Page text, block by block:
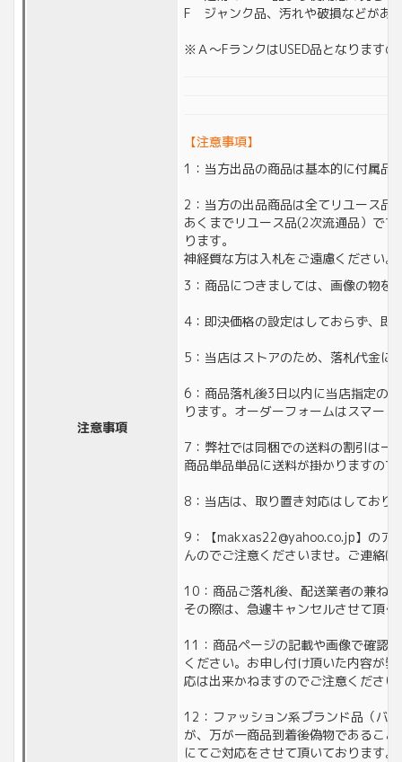
注意事項
F ジャンク品、汚れや破損などがあ
※Ａ～FランクはUSED品となります
【注意事項】
1：当方出品の商品は基本的に付属品
2：当方の出品商品は全てリユース品
あくまでリユース品(2次流通品）で
ります。
神経質な方は入札をご遠慮ください。
3：商品につきましては、画像の物を
4：即決価格の設定はしておらず、即
5：当店はストアのため、落札代金に
6：商品落札後3日以内に当店指定の
ります。オーダーフォームはスマー
7：弊社では同梱での送料の割引は一
商品単品単品に送料が掛かりますの
8：当店は、取り置き対応はしており
9：【makxas22@yahoo.co.jp】のア
んのでご注意くださいませ。ご連絡
10：商品ご落札後、配送業者の兼ね
その際は、急遽キャンセルさせて頂
11：商品ページの記載や画像で確認
ください。お申し付け頂いた内容が
応は出来かねますのでご注意ください
12：ファッション系ブランド品（バ
が、万が一商品到着後偽物であるこ
にてご対応をさせて頂いております。